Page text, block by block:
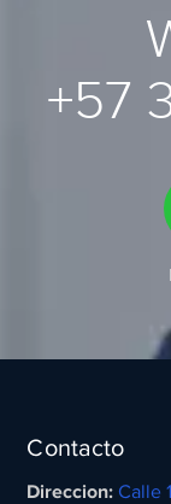
+57
Contacto
Direccion: Calle